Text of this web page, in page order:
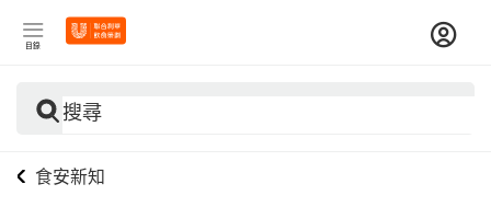
目錄
搜尋
食安新知